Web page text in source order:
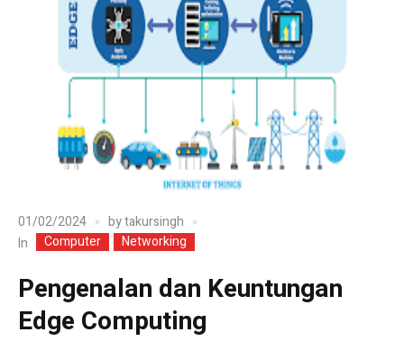
01/02/2024 bytakursingh
In
Computer Networking
Pengenalan dan Keuntungan
Edge Computing